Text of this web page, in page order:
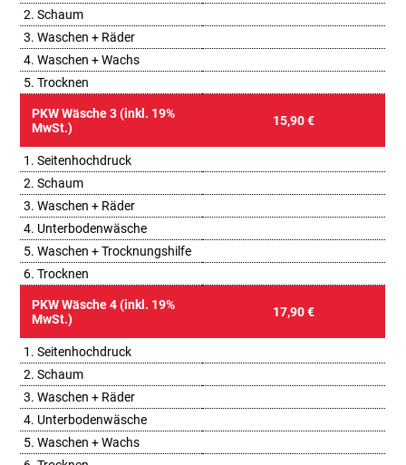
2. Schaum
3. Waschen + Räder
4. Waschen + Wachs
5. Trocknen
PKW Wäsche 3 (inkl. 19%
MwSt.)
15,90 €
1. Seitenhochdruck
2. Schaum
3. Waschen + Räder
4. Unterbodenwäsche
5. Waschen + Trocknungshilfe
6. Trocknen
PKW Wäsche 4 (inkl. 19%
MwSt.)
17,90 €
1. Seitenhochdruck
2. Schaum
3. Waschen + Räder
4. Unterbodenwäsche
5. Waschen + Wachs